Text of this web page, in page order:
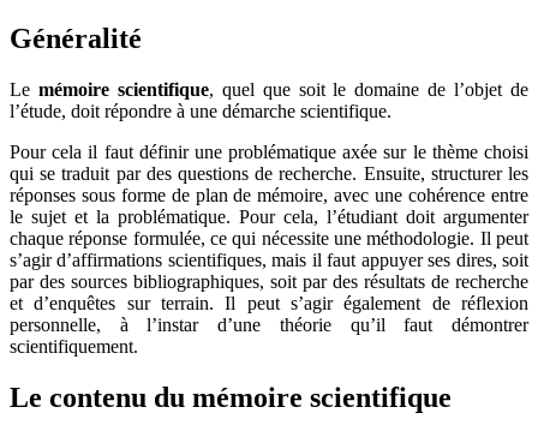
Généralité
Le mémoire scientifique, quel que soit le domaine de l’objet de
l’étude, doit répondre à une démarche scientifique.
Pour cela il faut définir une problématique axée sur le thème choisi
qui se traduit par des questions de recherche. Ensuite, structurer les
réponses sous forme de plan de mémoire, avec une cohérence entre
le sujet et la problématique. Pour cela, l’étudiant doit argumenter
chaque réponse formulée, ce qui nécessite une méthodologie. Il peut
s’agir d’affirmations scientifiques, mais il faut appuyer ses dires, soit
par des sources bibliographiques, soit par des résultats de recherche
et d’enquêtes sur terrain. Il peut s’agir également de réflexion
personnelle, à l’instar d’une théorie qu’il faut démontrer
scientifiquement.
Le contenu du mémoire scientifique